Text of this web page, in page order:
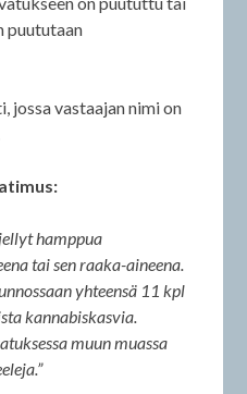
puututaan
vastaajan nimi on
hamppua
tai sen raaka-aineena.
yhteensä 11 kpl
kannabiskasvia.
muun muassa